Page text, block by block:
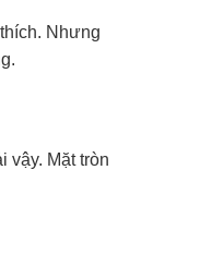
Nhưng
vậy. Mặt tròn